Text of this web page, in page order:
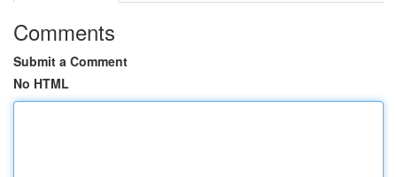
Comments
Submit a Comment
No HTML